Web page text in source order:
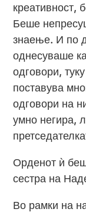
креативност,
Беше
знаење. И по
однесуваше
одговори,
поставува
одговори на
умно негира,
Орденот ѝ
сестра на
Во рамки на